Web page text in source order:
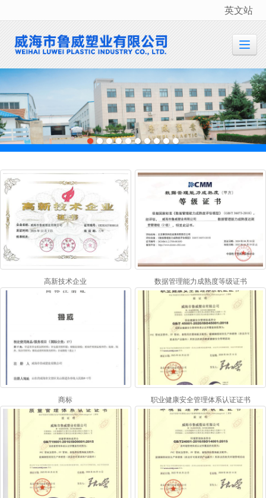
很遗憾，因您的浏览器版本过低导致无法获得最佳浏览体验，推荐下载安装谷歌浏览器！
英文站
高新技术企业 数据管理能力成熟度等级证书
商标 职业健康安全管理体系认证证书